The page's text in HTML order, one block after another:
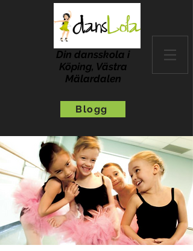
Din dansskola i
Köping, Västra
Mälardalen
Blogg